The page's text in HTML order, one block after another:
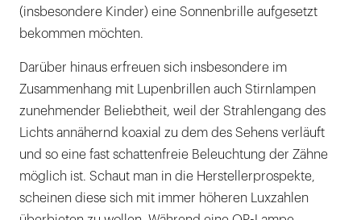
(insbesondere Kinder) eine Sonnenbrille aufgesetzt
bekommen möchten.
Darüber hinaus erfreuen sich insbesondere im
Zusammenhang mit Lupenbrillen auch Stirnlampen
zunehmender Beliebtheit, weil der Strahlengang des
Lichts annähernd koaxial zu dem des Sehens verläuft
und so eine fast schattenfreie Beleuchtung der Zähne
möglich ist. Schaut man in die Herstellerprospekte,
scheinen diese sich mit immer höheren Luxzahlen